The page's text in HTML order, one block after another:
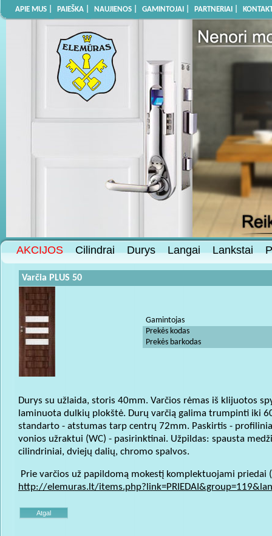
APIE MUS | PAIEŠKA | NAUJIENOS | GAMINTOJAI | PARTNERIAI |
AKCIJOS Cilindrai Durys Langai Lankstai
Varčia PLUS 50
Gamintojas
Prekės kodas
Prekės barkodas
Durys su užlaida, storis 40mm. Varčios rėmas iš klijuotos
laminuota dulkių plokštė. Durų varčią galima trumpinti iki
standarto - atstumas tarp centrų 72mm. Paskirtis -
vonios užraktui (WC) - pasirinktinai. Užpildas: spausta
cilindriniai, dviejų dalių, chromo spalvos.
Prie varčios už papildomą mokestį komplektuojami priedai
http://elemuras.lt/